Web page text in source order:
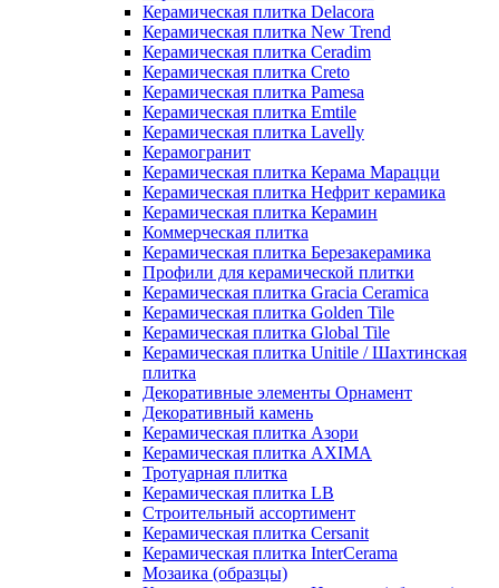
Керамическая плитка Delacora
Керамическая плитка New Trend
Керамическая плитка Ceradim
Керамическая плитка Creto
Керамическая плитка Pamesa
Керамическая плитка Emtile
Керамическая плитка Lavelly
Керамогранит
Керамическая плитка Керама Марацци
Керамическая плитка Нефрит керамика
Керамическая плитка Керамин
Коммерческая плитка
Керамическая плитка Березакерамика
Профили для керамической плитки
Керамическая плитка Gracia Ceramica
Керамическая плитка Golden Tile
Керамическая плитка Global Tile
Керамическая плитка Unitile / Шахтинская
плитка
Декоративные элементы Орнамент
Декоративный камень
Керамическая плитка Азори
Керамическая плитка AXIMA
Тротуарная плитка
Керамическая плитка LB
Строительный ассортимент
Керамическая плитка Cersanit
Керамическая плитка InterCerama
Мозаика (образцы)